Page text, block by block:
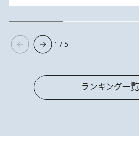
1 / 5
ランキング一覧